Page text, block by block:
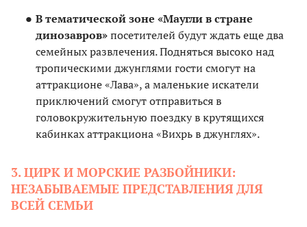
В тематической зоне «Маугли в стране
динозавров»посетителей будут ждать еще два
семейных развлечения. Подняться высоко над
тропическими джунглями гости смогут на
аттракционе «Лава», а маленькие искатели
приключений смогут отправиться в
головокружительную поездку в крутящихся
кабинках аттракциона «Вихрь в джунглях».
3. ЦИРК И МОРСКИЕ РАЗБОЙНИКИ:
НЕЗАБЫВАЕМЫЕ ПРЕДСТАВЛЕНИЯ ДЛЯ
ВСЕЙ СЕМЬИ